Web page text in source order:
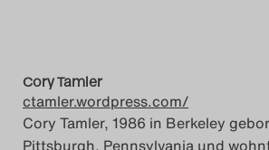
Das
2017
Cory Tamler
ctamler.wordpress.com/
Cory Tamler, 1986 in Berkeley